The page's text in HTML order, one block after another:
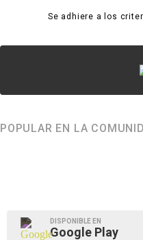
Se adhiere a los
POPULAR EN LA
DISPONIBLE EN
Google Play